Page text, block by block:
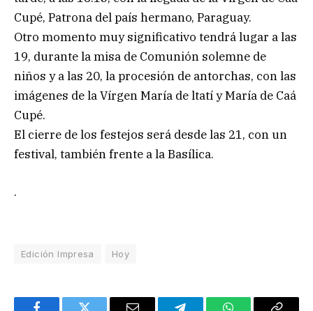
Cupé, Patrona del país hermano, Paraguay.
Otro momento muy significativo tendrá lugar a las
19, durante la misa de Comunión solemne de
niños y a las 20, la procesión de antorchas, con las
imágenes de la Vírgen María de ltatí y María de Caá
Cupé.
El cierre de los festejos será desde las 21, con un
festival, también frente a la Basílica.
.
Edición Impresa Hoy